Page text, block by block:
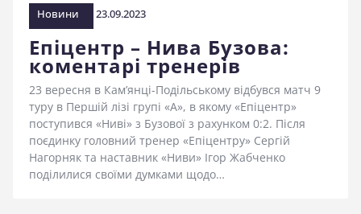
Новини 23.09.2023
Епіцентр – Нива Бузова:
коментарі тренерів
23 вересня в Кам’янці-Подільському відбувся матч 9
туру в Першій лізі групі «А», в якому «Епіцентр»
поступився «Ниві» з Бузової з рахунком 0:2. Після
поєдинку головний тренер «Епіцентру» Сергій
Нагорняк та наставник «Ниви» Ігор Жабченко
поділилися своїми думками щодо…